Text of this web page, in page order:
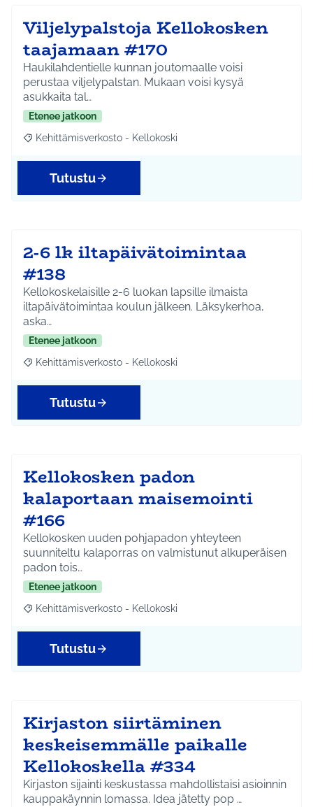
Viljelypalstoja Kellokosken
taajamaan #170
Haukilahdentielle kunnan joutomaalle voisi
perustaa viljelypalstan. Mukaan voisi kysyä
asukkaita tal…
Etenee jatkoon
Rajaa tulokset aihepiirin mukaan: Kehittämisverkosto -
Kehittämisverkosto - Kellokoski
Tutustu
2-6 lk iltapäivätoimintaa
#138
Kellokoskelaisille 2-6 luokan lapsille ilmaista
iltapäivätoimintaa koulun jälkeen. Läksykerhoa,
aska…
Etenee jatkoon
Rajaa tulokset aihepiirin mukaan: Kehittämisverkosto -
Kehittämisverkosto - Kellokoski
Tutustu
Kellokosken padon
kalaportaan maisemointi
#166
Kellokosken uuden pohjapadon yhteyteen
suunniteltu kalaporras on valmistunut alkuperäisen
padon tois…
Etenee jatkoon
Rajaa tulokset aihepiirin mukaan: Kehittämisverkosto -
Kehittämisverkosto - Kellokoski
Tutustu
Kirjaston siirtäminen
keskeisemmälle paikalle
Kellokoskella #334
Kirjaston sijainti keskustassa mahdollistaisi asioinnin
kauppakäynnin lomassa. Idea jätetty pop …